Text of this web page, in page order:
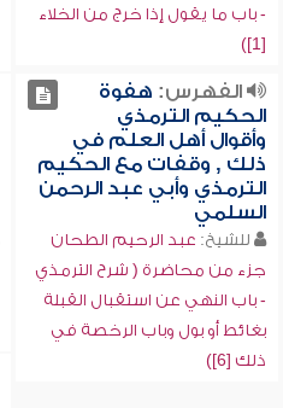
- باب ما يقول إذا خرج من الخلاء
[1])
الفهرس: هفوة
الحكيم الترمذي
وأقوال أهل العلم في
ذلك , وقفات مع الحكيم
الترمذي وأبي عبد الرحمن
السلمي
للشيخ: عبد الرحيم الطحان
جزء من محاضرة ( شرح الترمذي
- باب النهي عن استقبال القبلة
بغائط أو بول وباب الرخصة في
ذلك [6])